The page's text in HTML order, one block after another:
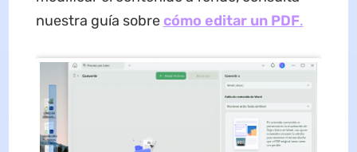
nuestra guía sobrecómo editar un PDF.